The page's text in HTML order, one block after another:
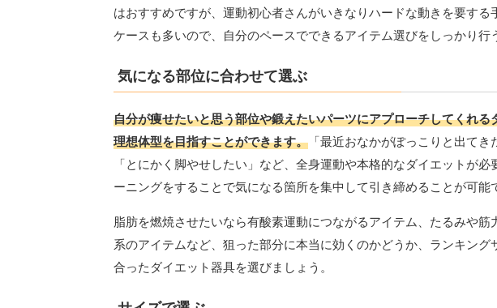
はおすすめですが、運動初心者さんがいきなりハードな動きを要す
ケースも多いので、自分のペースでできるアイテム選びをしっかり行
気になる部位に合わせて選ぶ
自分が痩せたいと思う部位や鍛えたいパーツにアプローチしてくれ
理想体型を目指すことができます。 「最近おなかがぽっこりと出て
「とにかく脚やせしたい」など、全身運動や本格的なダイエットが
ーニングをすることで気になる箇所を集中して引き締めることが可能
脂肪を燃焼させたいなら有酸素運動につながるアイテム、たるみや
系のアイテムなど、狙った部分に本当に効くのかどうか、ランキン
合ったダイエット器具を選びましょう。